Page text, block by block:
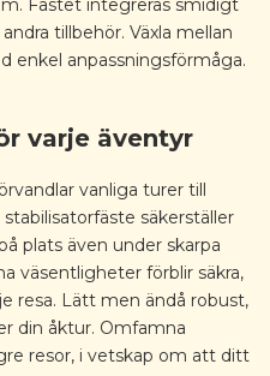
Fästet integreras smidigt
tillbehör. Växla mellan
enkel anpassningsförmåga.
varje äventyr
vanliga turer till
säkerställer
plats även under skarpa
väsentligheter förblir säkra,
resa. Lätt men ändå robust,
din åktur. Omfamna
resor, i vetskap om att ditt